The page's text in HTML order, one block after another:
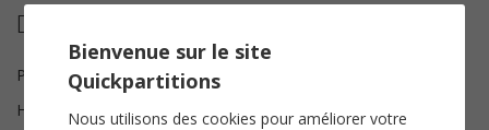
Détails de la partition
Paroles et Musique
Harmonisation
Brice Legée
Bienvenue sur le site
Quickpartitions
Nous utilisons des cookies pour améliorer votre